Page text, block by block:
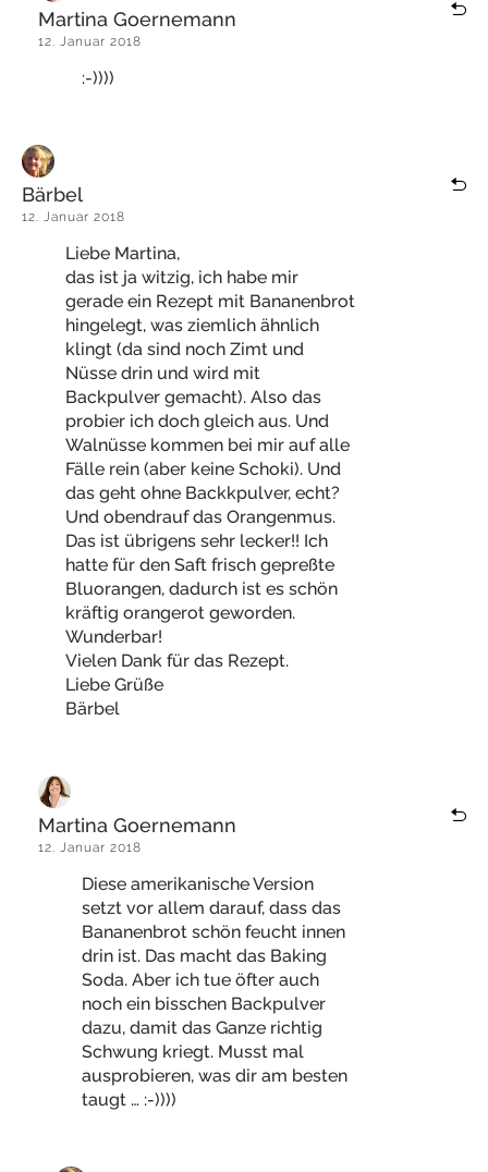
Martina Goernemann
12. Januar 2018
:-))))
Bärbel
12. Januar 2018
Liebe Martina,
das ist ja witzig, ich habe mir
gerade ein Rezept mit Bananenbrot
hingelegt, was ziemlich ähnlich
klingt (da sind noch Zimt und
Nüsse drin und wird mit
Backpulver gemacht). Also das
probier ich doch gleich aus. Und
Walnüsse kommen bei mir auf alle
Fälle rein (aber keine Schoki). Und
das geht ohne Backkpulver, echt?
Und obendrauf das Orangenmus.
Das ist übrigens sehr lecker!! Ich
hatte für den Saft frisch gepreßte
Bluorangen, dadurch ist es schön
kräftig orangerot geworden.
Wunderbar!
Vielen Dank für das Rezept.
Liebe Grüße
Bärbel
Martina Goernemann
12. Januar 2018
Diese amerikanische Version
setzt vor allem darauf, dass das
Bananenbrot schön feucht innen
drin ist. Das macht das Baking
Soda. Aber ich tue öfter auch
noch ein bisschen Backpulver
dazu, damit das Ganze richtig
Schwung kriegt. Musst mal
ausprobieren, was dir am besten
taugt … :-))))